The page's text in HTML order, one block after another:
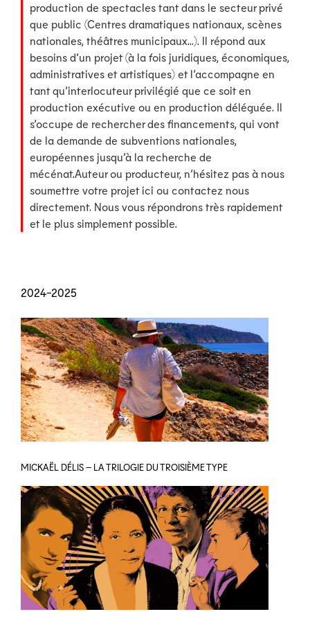
production de spectacles tant dans le secteur privé
que public (Centres dramatiques nationaux, scènes
nationales, théâtres municipaux…). Il répond aux
besoins d’un projet (à la fois juridiques, économiques,
administratives et artistiques) et l’accompagne en
tant qu’interlocuteur privilégié que ce soit en
production exécutive ou en production déléguée. Il
s’occupe de rechercher des financements, qui vont
de la demande de subventions nationales,
européennes jusqu’à la recherche de
mécénat.Auteur ou producteur, n’hésitez pas à nous
soumettre votre projet ici ou contactez nous
directement. Nous vous répondrons très rapidement
et le plus simplement possible.
2024-2025
MICKAËL DÉLIS – LA TRILOGIE DU TROISIÈME TYPE